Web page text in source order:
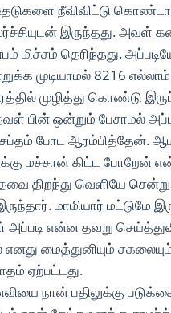
நீவிவிட்டு
இருந்தது. அவள்
மிச்சம் தெரிந்தது.
முடியாமல் 8216
முழித்து கொண்டு
பின் ஒன்றும் பேசாமல்
போட ஆரம்பித்தேன்.
மச்சான் கிட்ட போறேன்
திறந்து வெளியே
மாமியார் மட்டுமே
என்ன தவறு
மைத்துனியும்
ஏற்பட்டது.
நான் பதிலுக்கு